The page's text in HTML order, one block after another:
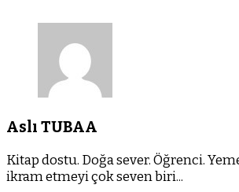
Aslı TUBAA
Kitap dostu. Doğa sever. Öğrenci.
ikram etmeyi çok seven biri...